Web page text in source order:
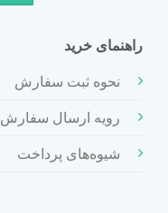
راهنمای خرید
نحوه ثبت سفارش
رویه ارسال سفارش
شیوه‌های پرداخت